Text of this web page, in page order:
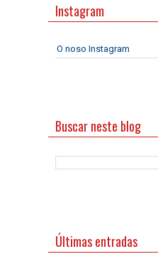
Instagram
O noso Instagram
Buscar neste blog
Últimas entradas